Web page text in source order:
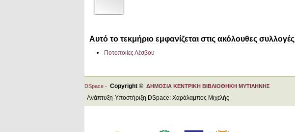
Αυτό το τεκμήριο εμφανίζεται στις ακόλουθες συλλογές
Ποτοποιίες Λέσβου
DSpace - Copyright © ΔΗΜΟΣΙΑ ΚΕΝΤΡΙΚΗ ΒΙΒΛΙΟΘΗΚΗ ΜΥΤΙΛΗΝΗΣ
Ανάπτυξη-Υποστήριξη DSpace: Χαράλαμπος Μιχελής